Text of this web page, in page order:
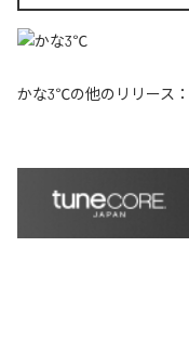
かな3℃の他のリリース：